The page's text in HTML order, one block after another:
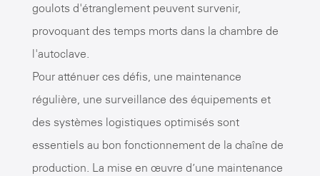
goulots d'étranglement peuvent survenir,
provoquant des temps morts dans la chambre de
l'autoclave.
Pour atténuer ces défis, une maintenance
régulière, une surveillance des équipements et
des systèmes logistiques optimisés sont
essentiels au bon fonctionnement de la chaîne de
production. La mise en œuvre d’une maintenance